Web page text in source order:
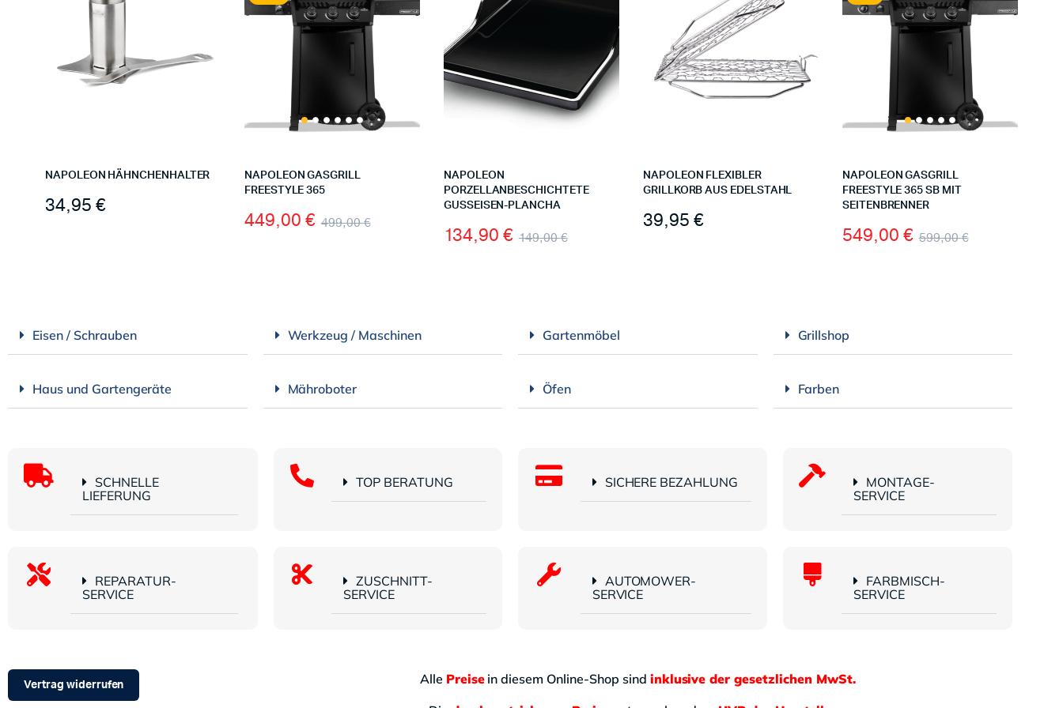
NAPOLEON HÄHNCHENHALTER
34,95 €
NAPOLEON GASGRILL
FREESTYLE 365
499,00€
449,00 €
NAPOLEON
PORZELLANBESCHICHTETE
GUSSEISEN-PLANCHA
149,00€
134,90 €
NAPOLEON FLEXIBLER
GRILLKORB AUS EDELSTAHL
39,95 €
NAPOLEON GASGRILL
FREESTYLE 365 SB MIT
SEITENBRENNER
599,00€
549,00 €
Eisen / Schrauben
Haus und Gartengeräte
Werkzeug / Maschinen
Mähroboter
Gartenmöbel
Öfen
Grillshop
Farben
SCHNELLE
LIEFERUNG
TOP BERATUNG SICHERE BEZAHLUNG
MONTAGE-
SERVICE
REPARATUR-
SERVICE
ZUSCHNITT-
SERVICE
AUTOMOWER-
SERVICE
FARBMISCH-
SERVICE
Vertrag widerrufen Alle Preisein diesem Online-Shop sind inklusive der gesetzlichen MwSt.